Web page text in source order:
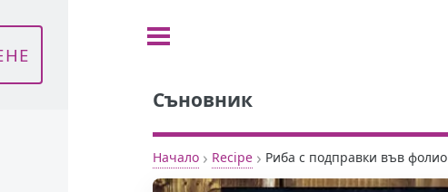
Съновник
Начало › Recipe › Риба с подправки във фолио